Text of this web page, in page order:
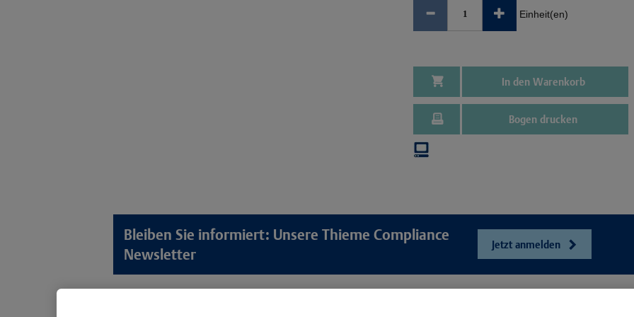
Einheit(en)
In den Warenkorb
Bogen drucken
Bleiben Sie informiert: Unsere Thieme Compliance
Newsletter
Jetzt anmelden